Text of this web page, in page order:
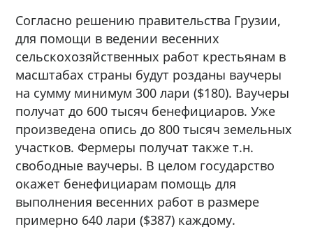
Согласно решению правительства Грузии,
для помощи в ведении весенних
сельскохозяйственных работ крестьянам в
масштабах страны будут розданы ваучеры
на сумму минимум 300 лари ($180). Ваучеры
получат до 600 тысяч бенефициаров. Уже
произведена опись до 800 тысяч земельных
участков. Фермеры получат также т.н.
свободные ваучеры. В целом государство
окажет бенефициарам помощь для
выполнения весенних работ в размере
примерно 640 лари ($387) каждому.